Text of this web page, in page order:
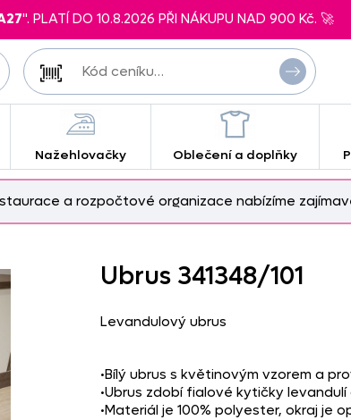
". PLATÍ DO 10.8.2026 PŘI NÁKUPU NAD 900 Kč. 🚀
Nažehlovačky Oblečení a doplňky
a rozpočtové organizace nabízíme
Ubrus 341348/101
Levandulový ubrus
•Bílý ubrus s květinovým vzorem a
•Ubrus zdobí fialové kytičky levandulí
•Materiál je 100% polyester, okraj je